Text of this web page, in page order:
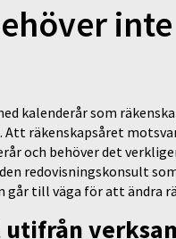
kalenderår som
räkenskapsåret
och behöver det
redovisningskonsult
till väga för att ändra